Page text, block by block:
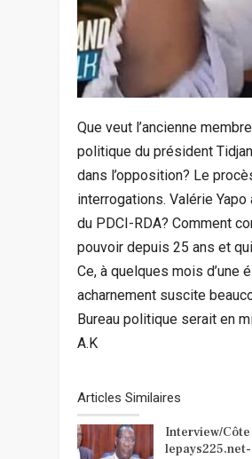
Que veut l’ancienne
politique du président
dans l’opposition? Le
interrogations. Valérie
du PDCI-RDA? Comment
pouvoir depuis 25 ans et
Ce, à quelques mois d’une
acharnement suscite
Bureau politique serait en
A.K
Articles Similaires
Interview/Côte